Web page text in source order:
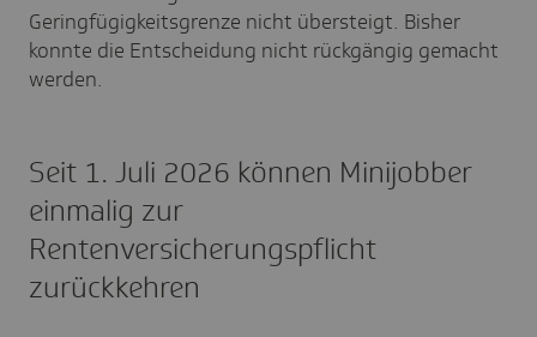
Geringfügigkeitsgrenze nicht übersteigt. Bisher
konnte die Entscheidung nicht rückgängig gemacht
werden.
Seit 1. Juli 2026 können Minijobber
einmalig zur
Rentenversicherungspflicht
zurückkehren